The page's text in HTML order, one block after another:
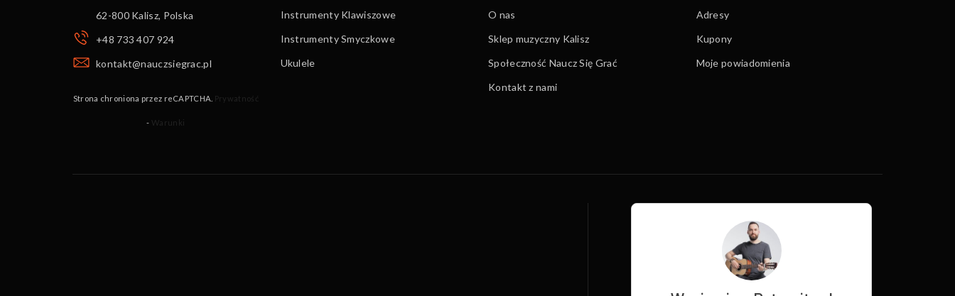
62-800 Kalisz, Polska
+48 733 407 924
kontakt@nauczsiegrac.pl
Strona chroniona przez reCAPTCHA. Prywatność
- Warunki
Instrumenty Klawiszowe
Instrumenty Smyczkowe
Ukulele
O nas
Sklep muzyczny Kalisz
Społeczność Naucz Się Grać
Kontakt z nami
Adresy
Kupony
Moje powiadomienia